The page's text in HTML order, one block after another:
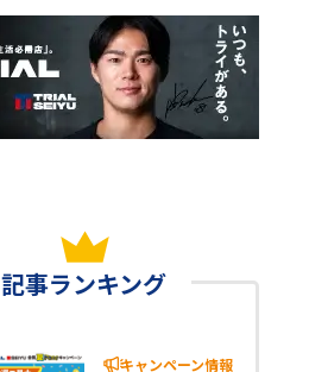
記事ランキング
キャンペーン情報